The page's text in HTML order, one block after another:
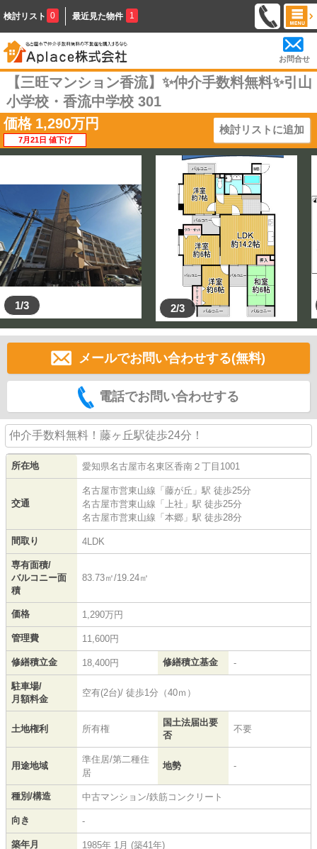
検討リスト 0 最近見た物件 1
お問合せ
【三旺マンション香流】✨️仲介手数料無料✨️引山
小学校・香流中学校 301
価格 1,290万円
7月21日 値下げ
検討リストに追加
1/3 2/3
メールでお問い合わせする(無料)
電話でお問い合わせする
仲介手数料無料！藤ヶ丘駅徒歩24分！
所在地 愛知県名古屋市名東区香南 ２丁目1001
交通
名古屋市営東山線 「 藤が丘 」駅 徒歩25分
名古屋市営東山線 「 上社 」駅 徒歩25分
名古屋市営東山線 「 本郷 」駅 徒歩28分
間取り 4LDK
専有面積/
バルコニー面
積
83.73㎡/19.24㎡
価格 1,290万円
管理費 11,600円
修繕積立金 18,400円 修繕積立基金 -
駐車場/
月額料金
空有(2台)/ 徒歩1分（40ｍ）
土地権利 所有権
国土法届出要
否
不要
用途地域
準住居/第二種住
居
地勢 -
種別/構造 中古マンション/鉄筋コンクリート
向き -
築年月 1985年 1月 (築41年)